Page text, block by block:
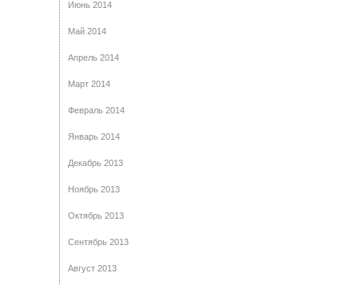
Июнь 2014
Май 2014
Апрель 2014
Март 2014
Февраль 2014
Январь 2014
Декабрь 2013
Ноябрь 2013
Октябрь 2013
Сентябрь 2013
Август 2013